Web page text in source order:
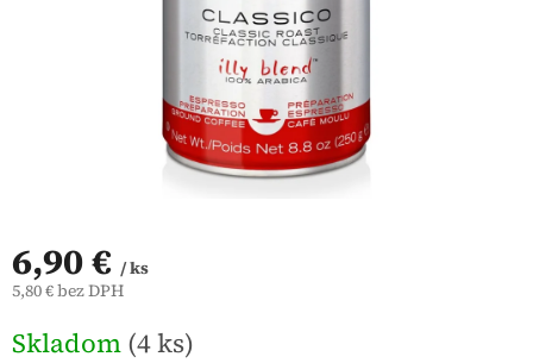
6,90 € / ks
5,80 € bez DPH
cena:
Skladom (4 ks)